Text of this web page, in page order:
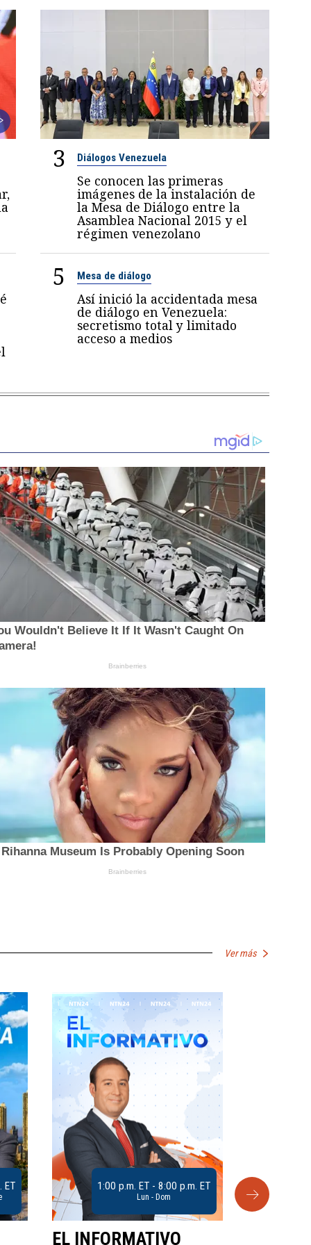
3 Diálogos Venezuela
Se conocen las primeras
imágenes de la instalación de
la Mesa de Diálogo entre la
Asamblea Nacional 2015 y el
régimen venezolano
5 Mesa de diálogo
Así inició la accidentada mesa
de diálogo en Venezuela:
secretismo total y limitado
acceso a medios
Ver más
ET 1:00 p.m. ET - 8:00 p.m. ET
Lun - Dom
EL INFORMATIVO